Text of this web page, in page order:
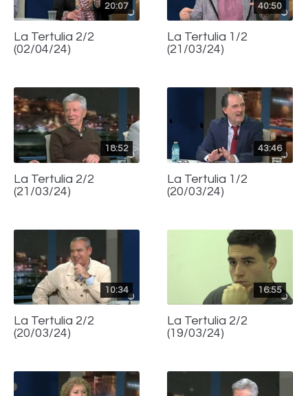
20:07
La Tertulia 2/2
(02/04/24)
40:50
La Tertulia 1/2
(21/03/24)
18:52
La Tertulia 2/2
(21/03/24)
43:46
La Tertulia 1/2
(20/03/24)
10:34
La Tertulia 2/2
(20/03/24)
16:55
La Tertulia 2/2
(19/03/24)